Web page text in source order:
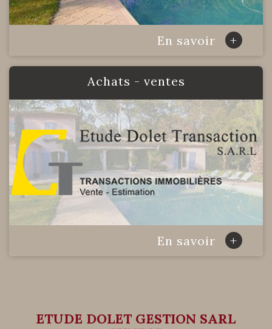
En savoir +
achats - ventes
En savoir +
ETUDE DOLET GESTION SARL